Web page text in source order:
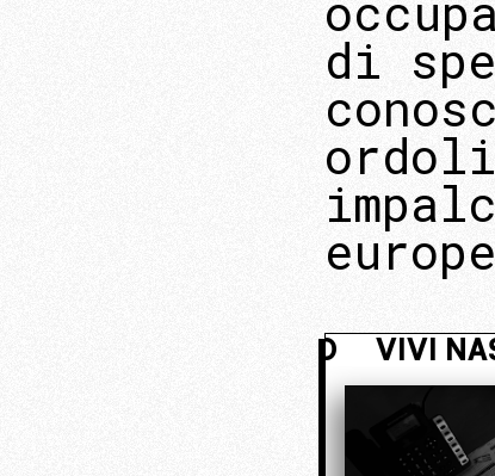
di
ENTRA NEL NUCLEO